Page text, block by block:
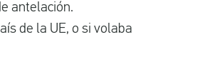
antelación.
de la UE, o si volaba